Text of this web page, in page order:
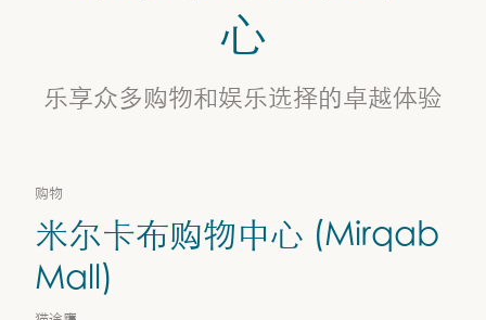
心
乐享众多购物和娱乐选择的卓越体验
购物
米尔卡布购物中心 (Mirqab
Mall)